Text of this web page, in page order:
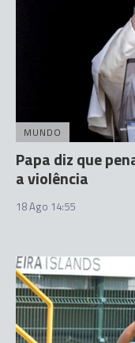
MUNDO
Papa diz que
a violência
18 Ago 14:55